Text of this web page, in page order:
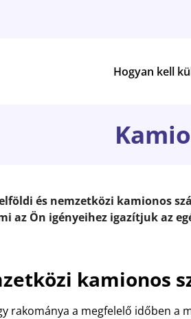
Hogyan kell
és nemzetközi kamionos
az Ön igényeihez igazítjuk az
kamionos
rakománya a megfelelő időben a